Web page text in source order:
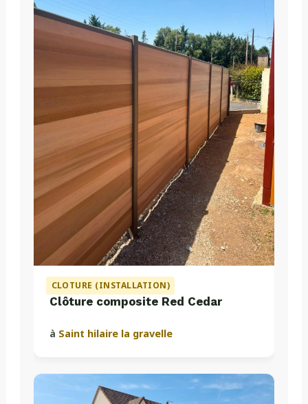
CLOTURE (INSTALLATION)
Clôture composite Red Cedar
à Saint hilaire la gravelle